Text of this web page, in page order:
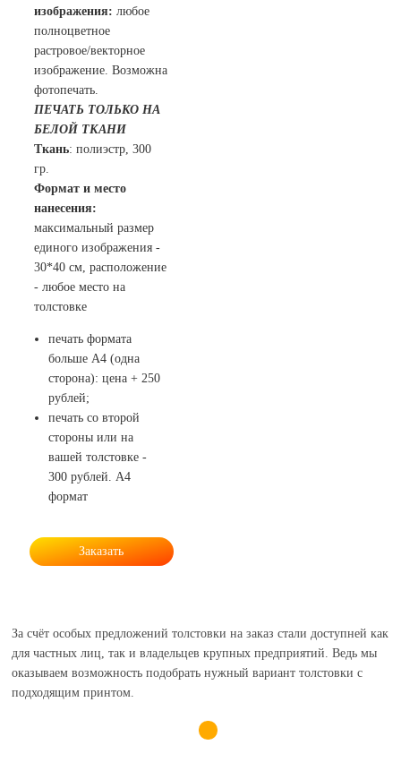
изображения: любое
полноцветное
растровое/векторное
изображение. Возможна
фотопечать.
ПЕЧАТЬ ТОЛЬКО НА
БЕЛОЙ ТКАНИ
Ткань: полиэстр, 300
гр.
Формат и место
нанесения:
максимальный размер
единого изображения -
30*40 см, расположение
- любое место на
толстовке
печать формата
больше А4 (одна
сторона): цена + 250
рублей;
печать со второй
стороны или на
вашей толстовке -
300 рублей. А4
формат
Заказать
За счёт особых предложений толстовки на заказ стали доступней как
для частных лиц, так и владельцев крупных предприятий. Ведь мы
оказываем возможность подобрать нужный вариант толстовки с
подходящим принтом.